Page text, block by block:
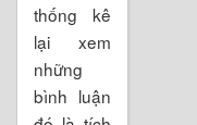
thống kê
lại xem
những
bình luận